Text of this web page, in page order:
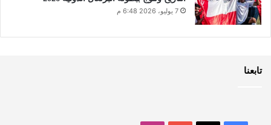
7 يوليو، 2026 6:48 م
تابعنا